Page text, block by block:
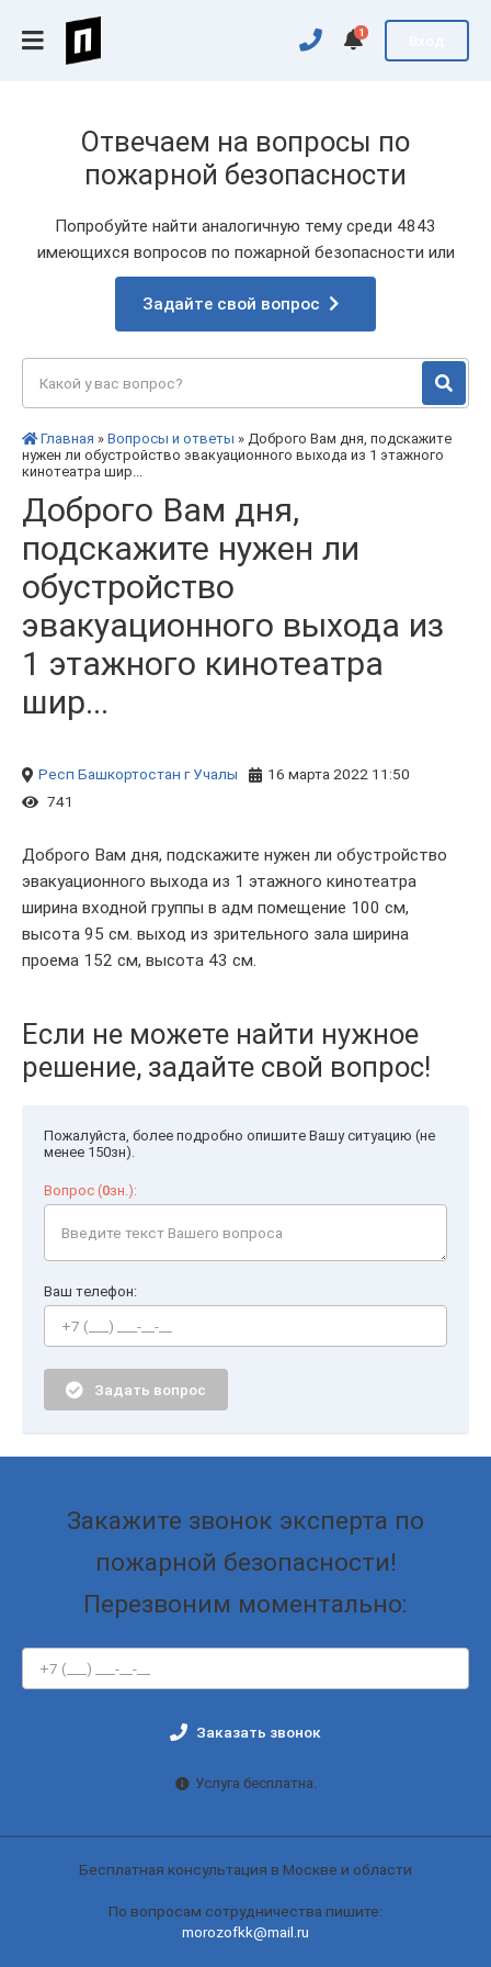
1
Отвечаем на вопросы по
пожарной безопасности
Попробуйте найти аналогичную тему среди 4843
имеющихся вопросов по пожарной безопасности или
Задайте свой вопрос
Главная » Вопросы и ответы » Доброго Вам дня, подскажите
нужен ли обустройство эвакуационного выхода из 1 этажного
кинотеатра шир...
Доброго Вам дня,
подскажите нужен ли
обустройство
эвакуационного выхода из
1 этажного кинотеатра
шир...
Респ Башкортостан г Учалы
16 марта 2022 11:50
741
Доброго Вам дня, подскажите нужен ли обустройство
эвакуационного выхода из 1 этажного кинотеатра
ширина входной группы в адм помещение 100 см,
высота 95 см. выход из зрительного зала ширина
проема 152 см, высота 43 см.
Если не можете найти нужное
решение, задайте свой вопрос!
Пожалуйста, более подробно опишите Вашу ситуацию (не
менее 150зн).
Вопрос (0зн.):
Ваш телефон:
Задать вопрос
Закажите звонок эксперта по
пожарной безопасности!
Перезвоним моментально:
Заказать звонок
Услуга бесплатна.
Бесплатная консультация в Москве и области
По вопросам сотрудничества пишите:
morozofkk@mail.ru